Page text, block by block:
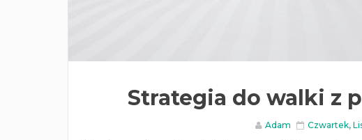
Strategia do walki z
Adam Czwartek,